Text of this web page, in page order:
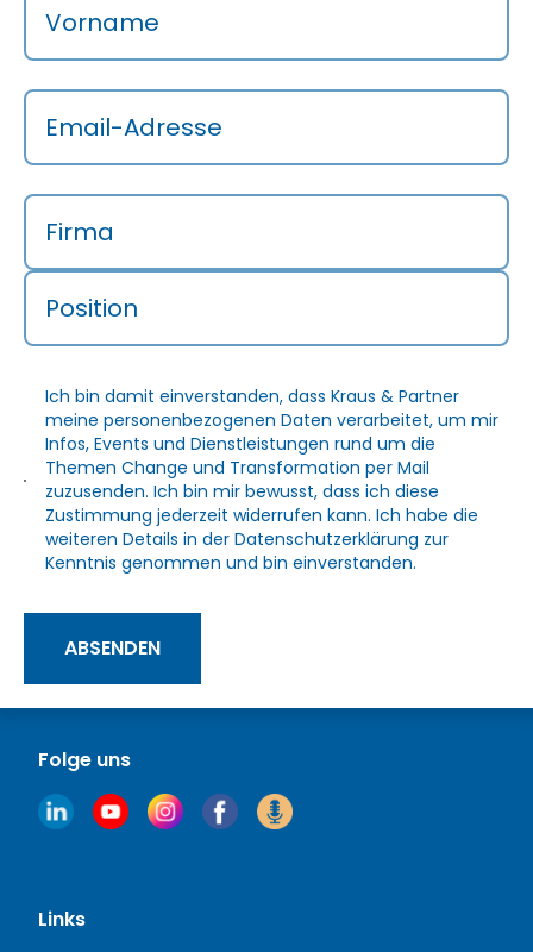
Folge uns
Links
Vorname
Email-Adresse
Firma
Position
Ich bin damit einverstanden, dass Kraus & Partner
meine personenbezogenen Daten verarbeitet, um mir
Infos, Events und Dienstleistungen rund um die
Themen Change und Transformation per Mail
zuzusenden. Ich bin mir bewusst, dass ich diese
Zustimmung jederzeit widerrufen kann. Ich habe die
weiteren Details in derDatenschutzerklärung zur
Kenntnis genommen und bin einverstanden.
ABSENDEN